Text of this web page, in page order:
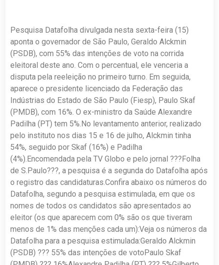
Pesquisa Datafolha divulgada nesta sexta-feira (15)
aponta o governador de São Paulo, Geraldo Alckmin
(PSDB), com 55% das intenções de voto na corrida
eleitoral deste ano. Com o percentual, ele venceria a
disputa pela reeleição no primeiro turno. Em seguida,
aparece o presidente licenciado da Federação das
Indústrias do Estado de São Paulo (Fiesp), Paulo Skaf
(PMDB), com 16%. O ex-ministro da Saúde Alexandre
Padilha (PT) tem 5%.No levantamento anterior, realizado
pelo instituto nos dias 15 e 16 de julho, Alckmin tinha
54%, seguido por Skaf (16%) e Padilha
(4%).Encomendada pela TV Globo e pelo jornal ???Folha
de S.Paulo???, a pesquisa é a segunda do Datafolha após
o registro das candidaturas.Confira abaixo os números do
Datafolha, segundo a pesquisa estimulada, em que os
nomes de todos os candidatos são apresentados ao
eleitor (os que aparecem com 0% são os que tiveram
menos de 1% das menções cada um):Veja os números da
Datafolha para a pesquisa estimulada:Geraldo Alckmin
(PSDB) ??? 55% das intenções de votoPaulo Skaf